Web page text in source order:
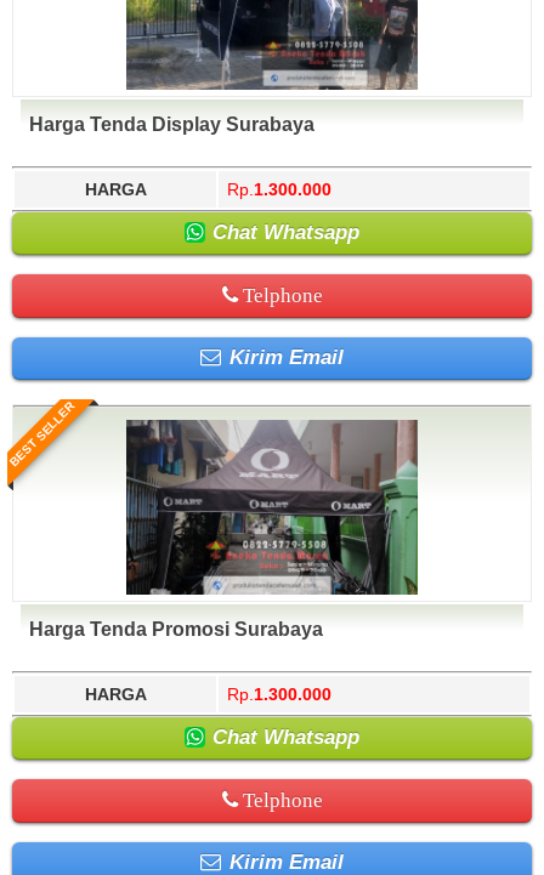
Harga Tenda Display Surabaya
HARGA Rp. 1.300.000
Chat Whatsapp
Telphone
Kirim Email
BEST SELLER
Harga Tenda Promosi Surabaya
HARGA Rp. 1.300.000
Chat Whatsapp
Telphone
Kirim Email